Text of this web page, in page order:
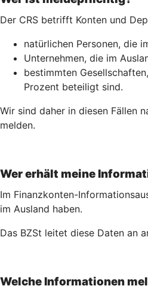
Der CRS betrifft Konten und
natürlichen Personen, die
Unternehmen, die im
bestimmten
Prozent beteiligt sind.
Wir sind daher in diesen Fällen
melden.
Wer erhält meine
Im Finanzkonten-
im Ausland haben.
Das BZSt leitet diese Daten an
Welche Informationen